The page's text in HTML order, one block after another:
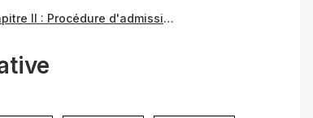
Chapitre II : Procédure d'admission